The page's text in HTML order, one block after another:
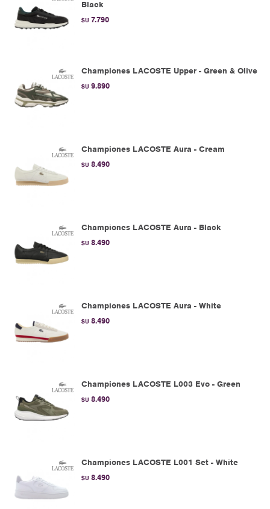
Black
$U 7.790
Championes LACOSTE Upper - Green & Olive
$U 9.890
Championes LACOSTE Aura - Cream
$U 8.490
Championes LACOSTE Aura - Black
$U 8.490
Championes LACOSTE Aura - White
$U 8.490
Championes LACOSTE L003 Evo - Green
$U 8.490
Championes LACOSTE L001 Set - White
$U 8.490